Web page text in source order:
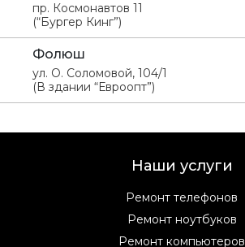
пр. Космонавтов 11
(“Бургер Кинг”)
Фолюш
ул. О. Соломовой, 104/1
(В здании “Евроопт”)
Наши услуги
Ремонт телефонов
Ремонт ноутбуков
Ремонт компьютеров